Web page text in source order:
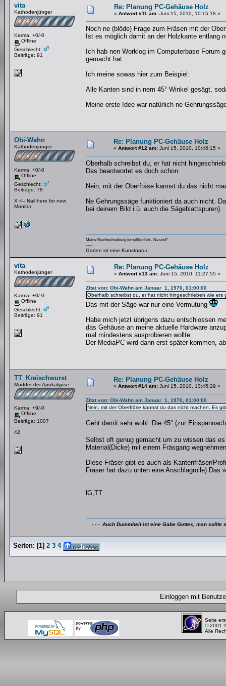
vita
Kathodenjünger
Karma: +0/-0
Offline
Geschlecht:
Beiträge: 91
Re: Planung PC-Gehäuse Holz
« Antwort #11 am: Juni 15, 2010, 10:15:18 »
Noch ne (blöde) Frage zum Fräsen mit der
Ist es möglich damit an der Holzkante entlang
Ich hab nen Worklog im Computerbase Forum
gemacht hat.
Ich meine sowas hier zum Beispiel:
Alle Kanten sind in nem 45° Winkel gesägt,
Meine erste Idee war natürlich ne
Obi-Wahn
Kathodenjünger
Karma: +0/-0
Offline
Geschlecht:
Beiträge: 78
X <-- Nail here for new
Monitor
Re: Planung PC-Gehäuse Holz
« Antwort #12 am: Juni 15, 2010, 10:46:15 »
Oberhalb schreibst du, er hat nicht
Das beantwortet es doch schon.
Nein, mit der Oberfräse kannst du das nicht
Ne Gehrungssäge funktioniert da auch nicht.
bei deinem Bild i.ü. auch die Sägeblattspuren).
Meine Rechtschreibung ist willkürlich - Na und?
----
Garten ist eine Kunstnatur
vita
Kathodenjünger
Karma: +0/-0
Offline
Geschlecht:
Beiträge: 91
Re: Planung PC-Gehäuse Holz
« Antwort #13 am: Juni 15, 2010, 11:27:55 »
Zitat von: Obi-Wahn am Januar 1, 1970, 01:00:00
Oberhalb schreibst du, er hat nicht hingeschrieben wie
Das mit der Säge war nur eine Vermutung
Habe mich jetzt übrigens dazu entschlossen
das Gehäuse an meine aktuelle Hardware
mal mindestens ausprobieren wollte.
Der MediaPC wird dann erst später kommen,
TT_Kreischwurst
Modder der Apokalypse
Karma: +9/-0
Offline
Beiträge: 1007
42
Re: Planung PC-Gehäuse Holz
« Antwort #14 am: Juni 15, 2010, 13:45:29 »
Zitat von: Obi-Wahn am Januar 1, 1970, 01:00:00
Nein, mit der Oberfräse kannst du das nicht machen. Es
Geht damit sehr wohl. Die 45° (zur
Selbst oft genug gemacht um zu wissen das
Material(Dicke) mit einem Fräsgang
Diese Fräser gibt es auch als Kantenfräser/
Fräser hat dazu unten eine Anschlagrolle) Das
lG,TT
- - - Auch Dummheit ist eine Gabe Gottes, man sollte
Seiten: [1] 2 3 4
Einloggen mit
Seite
© 2001-
Alle